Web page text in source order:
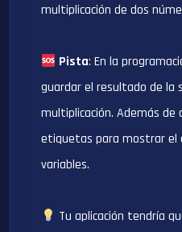
multiplicación de dos
Pista: En la
guardar el resultado de la
multiplicación. Además de
etiquetas para mostrar el
variables.
Tu aplicación tendría